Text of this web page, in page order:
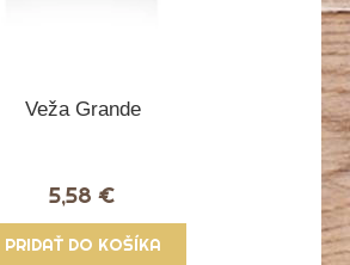
Veža Grande
5,58 €
PRIDAŤ DO KOŠÍKA